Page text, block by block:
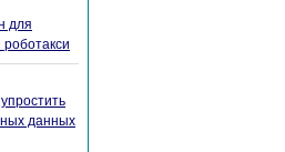
для
данных